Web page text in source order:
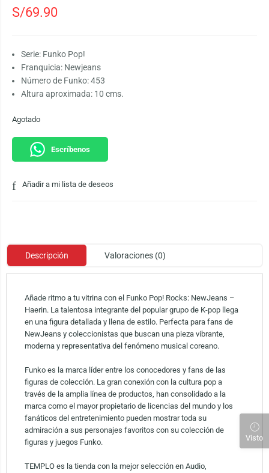
S/69.90
Serie: Funko Pop!
Franquicia: Newjeans
Número de Funko: 453
Altura aproximada: 10 cms.
Agotado
Escríbenos
Añadir a mi lista de deseos
Descripción Valoraciones (0)
Añade ritmo a tu vitrina con el Funko Pop! Rocks: NewJeans –
Haerin. La talentosa integrante del popular grupo de K-pop llega
en una figura detallada y llena de estilo. Perfecta para fans de
NewJeans y coleccionistas que buscan una pieza vibrante,
moderna y representativa del fenómeno musical coreano.
Funko es la marca líder entre los conocedores y fans de las
figuras de colección. La gran conexión con la cultura pop a
través de la amplia línea de productos, han consolidado a la
marca como el mayor propietario de licencias del mundo y los
fanáticos del entretenimiento pueden mostrar toda su
admiración a sus personajes favoritos con su colección de
figuras y juegos Funko.
TEMPLO es la tienda con la mejor selección en Audio,
Visto